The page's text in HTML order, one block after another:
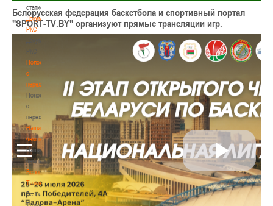
статистике
Документы
РКС
Документы
Положение
о
переходах
Положение
о
переходах
Наши
чемпионы
Наши
чемпионы
Белошапко
Татьяна
Белошапко
Татьяна
Белорусская федерация баскетбола и спортивный портал
"SPORT-TV.BY" организуют прямые трансляции игр.